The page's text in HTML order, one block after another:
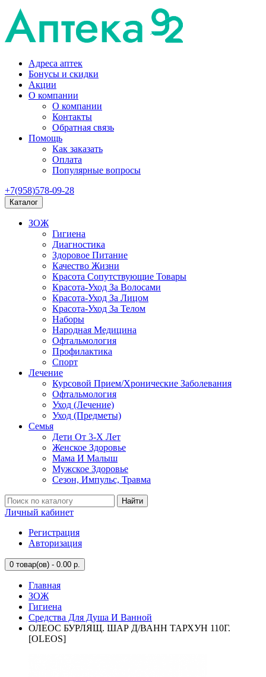
Адреса аптек
Бонусы и скидки
Акции
О компании
О компании
Контакты
Обратная связь
Помощь
Как заказать
Оплата
Популярные вопросы
+7(958)578-09-28
Каталог
ЗОЖ
Гигиена
Диагностика
Здоровое Питание
Качество Жизни
Красота Сопутствующие Товары
Красота-Уход За Волосами
Красота-Уход За Лицом
Красота-Уход За Телом
Наборы
Народная Медицина
Офтальмология
Профилактика
Спорт
Лечение
Курсовой Прием/Хронические Заболевания
Офтальмология
Уход (Лечение)
Уход (Предметы)
Семья
Дети От 3-Х Лет
Женское Здоровье
Мама И Малыш
Мужское Здоровье
Сезон, Импульс, Травма
Найти
Личный кабинет
Регистрация
Авторизация
0 товар(ов) - 0.00 р.
Главная
ЗОЖ
Гигиена
Средства Для Душа И Ванной
ОЛЕОС БУРЛЯЩ. ШАР Д/ВАНН ТАРХУН 110Г.
[OLEOS]